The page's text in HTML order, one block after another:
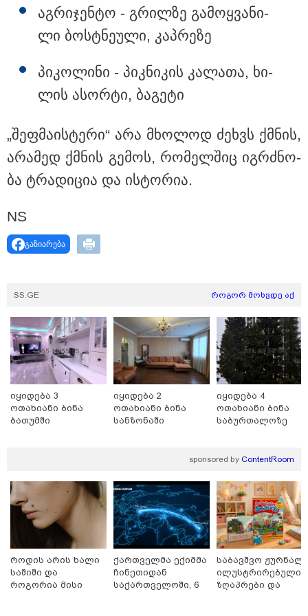
დოლარზე უარს ამბობენ
პოლიტიკა
14:14 / 06-08-2026
ლიფტში გაიჭედა" - ლევან მახაშვილი
16:37 / 06-08-2026
"აბსოლუტურად ყალბი
შინაარსი იქმნება სოციალურ
მედიაში, არარსებული
თითქოს საქართველოში
უარყოფითი გარემოა რუსი
ტურისტებისთვის" - პრემიერი
აგ­რი­ჯენ­ტო - გრილ­ზე გა­მოყ­ვა­ნი­
ლი ბოსტნე­უ­ლი, კაპ­რე­ზე
პი­კო­ლი­ნი - პიკ­ნი­კის კა­ლა­თა, ხი­
ლის ასორ­ტი, ბა­გე­ტი
„შეფ­მა­ის­ტე­რი“ არა მხო­ლოდ ძეხვს ქმნის,
არა­მედ ქმნის გე­მოს, რო­მელ­შიც იგ­რძნო­
ბა ტრა­დი­ცია და ის­ტო­რია.
NS
გაზიარება
SS.GE როგორ მოხვდე აქ
იყიდება 3
ოთახიანი ბინა
ბათუმში
იყიდება 2
ოთახიანი ბინა
სანზონაში
იყიდება 4
ოთახიანი ბინა
საბურთალოზე
sponsored by ContentRoom
როდის არის ხალი
საშიში და
როგორია მისი
ქართველმა ექიმმა
ჩინეთიდან
საქართველოში, 6
საბავშვო
ილუსტრირებული
ზღაპრები და